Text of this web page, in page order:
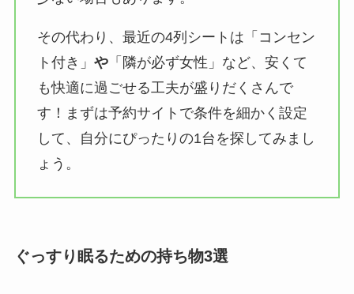
その代わり、最近の4列シートは「コンセン
ト付き」 や「隣が必ず女性」など、安くて
も快適に過ごせる工夫が盛りだくさんで
す！まずは予約サイトで条件を細かく設定
して、自分にぴったりの1台を探してみまし
ょう。
ぐっすり眠るための持ち物3選